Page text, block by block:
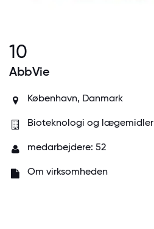
10
AbbVie
København, Danmark
Bioteknologi og lægemidler
medarbejdere: 52
Om virksomheden